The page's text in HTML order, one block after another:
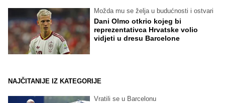
Možda mu se želja u budućnosti i ostvari
Dani Olmo otkrio kojeg bi
reprezentativca Hrvatske volio
vidjeti u dresu Barcelone
NAJČITANIJE IZ KATEGORIJE
Vratili se u Barcelonu